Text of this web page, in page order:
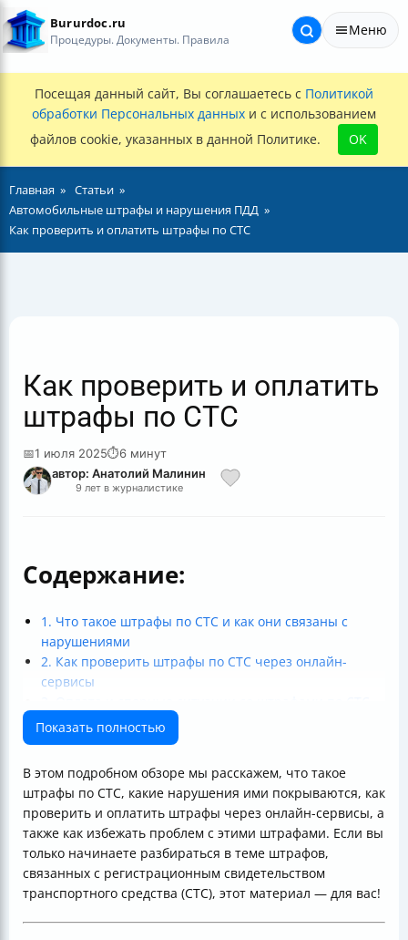
Bururdoc.ru
Процедуры. Документы. Правила
Меню
Посещая данный сайт, Вы соглашаетесь с Политикой
обработки Персональных данных и с использованием
файлов cookie, указанных в данной Политике.
OK
Главная
Статьи
Автомобильные штрафы и нарушения ПДД
Как проверить и оплатить штрафы по СТС
Как проверить и оплатить
штрафы по СТС
📅1 июля 2025⏱6 минут
автор: Анатолий Малинин
9 лет в журналистике
Содержание:
1. Что такое штрафы по СТС и как они связаны с
нарушениями
2. Как проверить штрафы по СТС через онлайн-
сервисы
4. Как избежать штрафов по СТС и правильно вести
учет
штрафов по СТС
Итог: как работать со штрафами по СТС
Показать полностью
В этом подробном обзоре мы расскажем, что такое
штрафы по СТС, какие нарушения ими покрываются, как
проверить и оплатить штрафы через онлайн-сервисы, а
также как избежать проблем с этими штрафами. Если вы
только начинаете разбираться в теме штрафов,
связанных с регистрационным свидетельством
транспортного средства (СТС), этот материал — для вас!